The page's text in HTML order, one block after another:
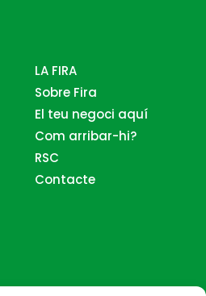
LA FIRA
Sobre Fira
El teu negoci aquí
Com arribar-hi?
RSC
Contacte